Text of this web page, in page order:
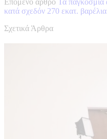
κατά σχεδόν 270 εκατ.
Σχετικά Άρθρα